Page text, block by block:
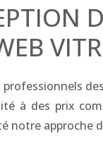
à des prix
notre approche